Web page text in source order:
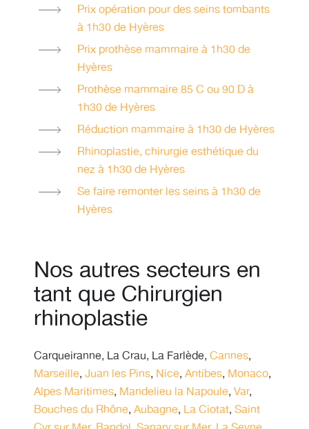
Prix opération pour des seins tombants
à 1h30 de Hyères
Prix prothèse mammaire à 1h30 de
Hyères
Prothèse mammaire 85 C ou 90 D à
1h30 de Hyères
Réduction mammaire à 1h30 de Hyères
Rhinoplastie, chirurgie esthétique du
nez à 1h30 de Hyères
Se faire remonter les seins à 1h30 de
Hyères
Nos autres secteurs en
tant que Chirurgien
rhinoplastie
Carqueiranne, La Crau, La Farlède, Cannes,
Marseille, Juan les Pins, Nice, Antibes, Monaco,
Alpes Maritimes, Mandelieu la Napoule, Var,
Bouches du Rhône, Aubagne, La Ciotat, Saint